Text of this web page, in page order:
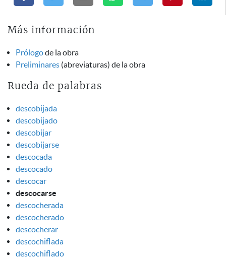
Más información
Prólogode la obra
Preliminares (abreviaturas) de la obra
Rueda de palabras
descobijada
descobijado
descobijar
descobijarse
descocada
descocado
descocar
descocarse
descocherada
descocherado
descocherar
descochiflada
descochiflado